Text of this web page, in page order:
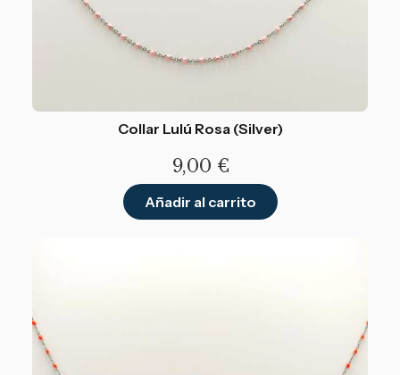
Collar Lulú Rosa (Silver)
9,00 €
Añadir al carrito